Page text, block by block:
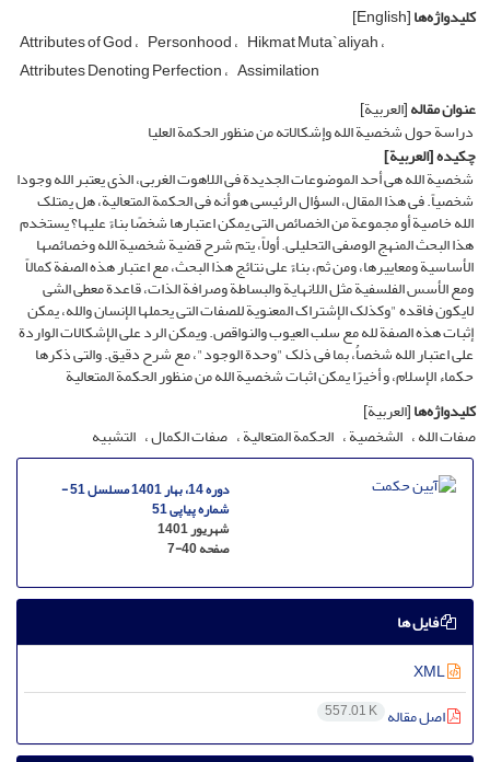
کلیدواژه‌ها[English]
Attributes of God Personhood Hikmat Muta`aliyah
Attributes Denoting Perfection Assimilation
عنوان مقاله[العربیة]
دراسة حول شخصیة الله وإشکالاته من منظور الحکمة العلیا
چکیده[العربیة]
شخصیة الله هی أحد الموضوعات الجدیدة فی اللاهوت الغربی، الذی یعتبر الله وجودا
شخصیاً. فی هذا المقال، السؤال الرئیسی هو أنه فی الحکمة المتعالیة، هل یمتلک
الله خاصیة أو مجموعة من الخصائص التی یمکن اعتبارها شخصًا بناءً علیها؟ یستخدم
هذا البحث المنهج الوصفی التحلیلی. أولاً، یتم شرح قضیة شخصیة الله وخصائصها
الأساسیة ومعاییرها، ومن ثم، بناءً على نتائج هذا البحث، مع اعتبار هذه الصفة کمالاً
ومع الأسس الفلسفیة مثل اللانهایة والبساطة وصرافة الذات، قاعدة معطی الشی
لایکون فاقده "وکذلک الإشتراک المعنویة للصفات التی یحملها الإنسان والله، یمکن
إثبات هذه الصفة لله مع سلب العیوب والنواقص. ویمکن الرد على الإشکالات الواردة
علی اعتبار الله شخصاُ، بما فی ذلک "وحدة الوجود"، مع شرح دقیق. والتی ذکرها
حکماء الإسلام، و أخیرًا یمکن اثبات شخصیة الله من منظور الحکمة المتعالیة
کلیدواژه‌ها[العربیة]
صفات الله الشخصیة الحکمة المتعالیة صفات الکمال التشبیه
دوره 14، بهار 1401 مسلسل 51 -
شماره پیاپی 51
شهریور 1401
صفحه7-40
فایل ها
اصل مقاله 557.01 K